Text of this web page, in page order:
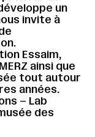
un
invite à
Essaim,
ainsi que
tout autour
années.
– Lab
des